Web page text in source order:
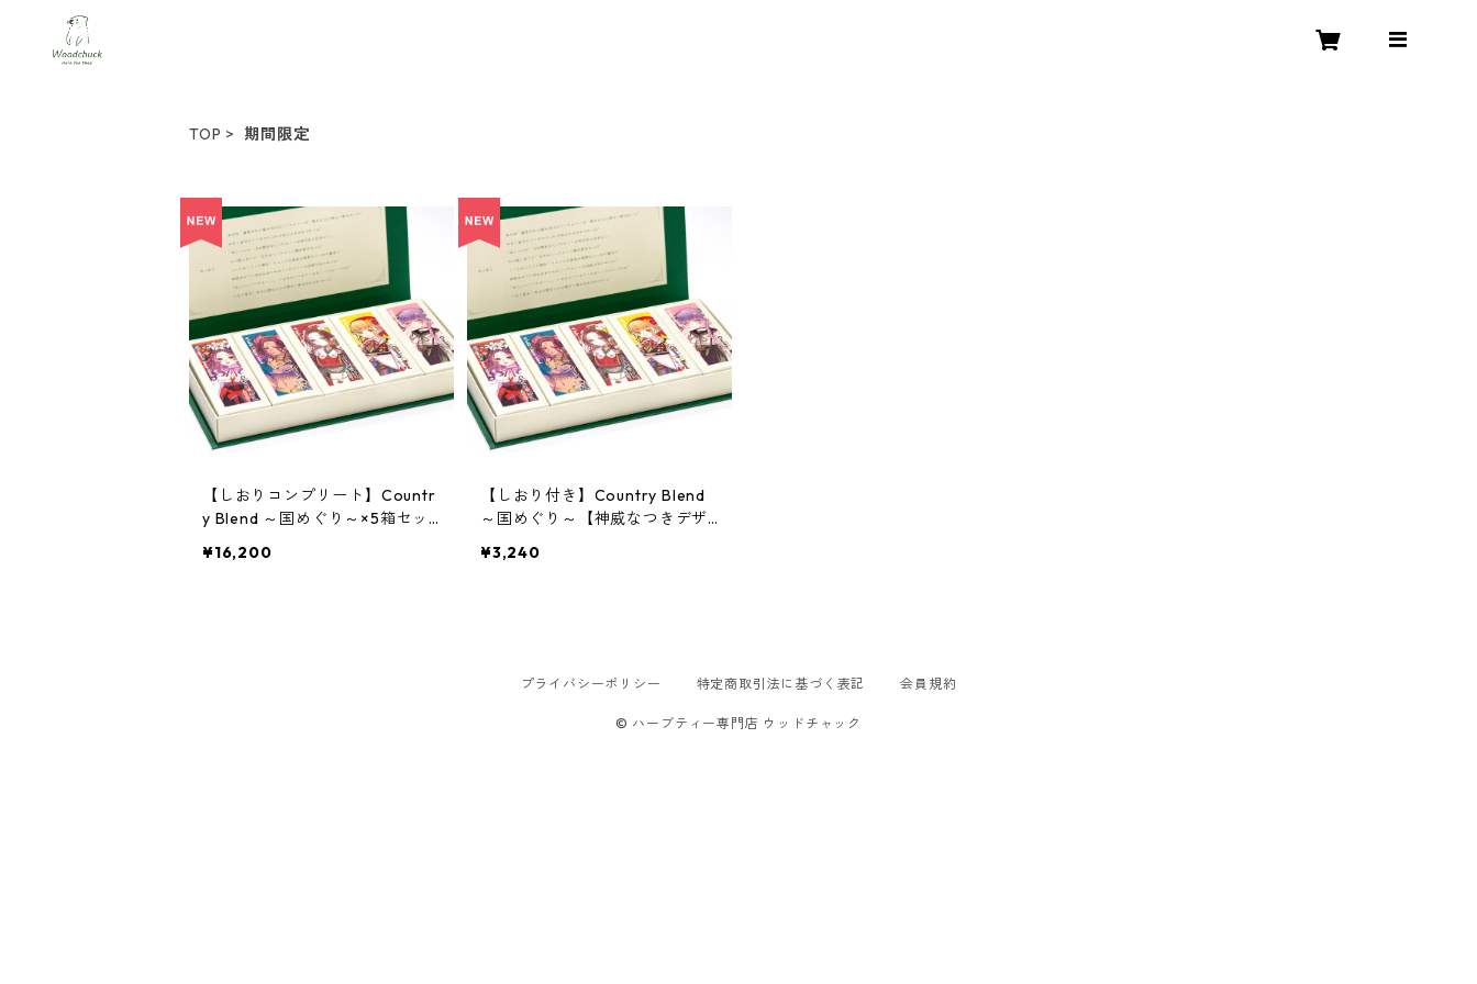
TOP 期間限定
【しおりコンプリート】Countr
y Blend ～国めぐり～×5箱セッ
¥16,200
【しおり付き】Country Blend
～国めぐり～【神威なつきデザ
¥3,240
プライバシーポリシー 特定商取引法に基づく表記 会員規約
© ハーブティー専門店 ウッドチャック